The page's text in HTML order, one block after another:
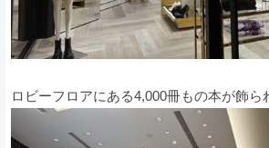
ロビーフロアにある4,000冊もの本が飾ら